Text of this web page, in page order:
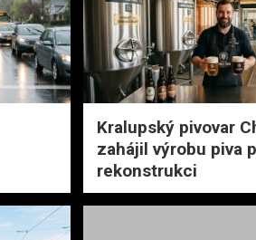
Kralupský pivovar
zahájil výrobu piva
rekonstrukci